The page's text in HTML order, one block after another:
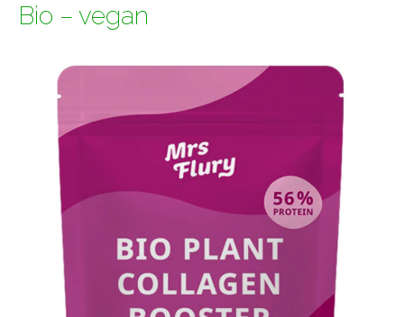
Bio – vegan